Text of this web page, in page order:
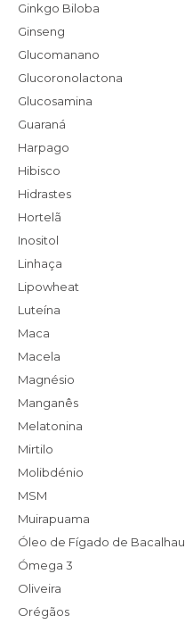
Ginkgo Biloba
Ginseng
Glucomanano
Glucoronolactona
Glucosamina
Guaraná
Harpago
Hibisco
Hidrastes
Hortelã
Inositol
Linhaça
Lipowheat
Luteína
Maca
Macela
Magnésio
Manganês
Melatonina
Mirtilo
Molibdénio
MSM
Muirapuama
Óleo de Fígado de Bacalhau
Ómega 3
Oliveira
Orégãos